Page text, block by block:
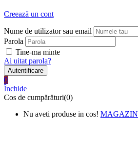
Creează un cont
Nume de utilizator sau email
Parola
Tine-ma minte
Ai uitat parola?
0
Închide
Cos de cumpărături(0)
Nu aveti produse in cos! MAGAZIN